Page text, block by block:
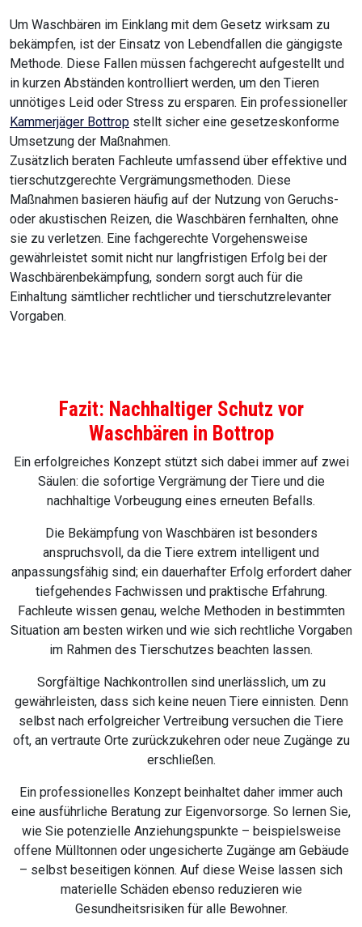
Um Waschbären im Einklang mit dem Gesetz wirksam zu
bekämpfen, ist der Einsatz von Lebendfallen die gängigste
Methode. Diese Fallen müssen fachgerecht aufgestellt und
in kurzen Abständen kontrolliert werden, um den Tieren
unnötiges Leid oder Stress zu ersparen. Ein professioneller
Kammerjäger Bottrop stellt sicher eine gesetzeskonforme
Umsetzung der Maßnahmen.
Zusätzlich beraten Fachleute umfassend über effektive und
tierschutzgerechte Vergrämungsmethoden. Diese
Maßnahmen basieren häufig auf der Nutzung von Geruchs-
oder akustischen Reizen, die Waschbären fernhalten, ohne
sie zu verletzen. Eine fachgerechte Vorgehensweise
gewährleistet somit nicht nur langfristigen Erfolg bei der
Waschbärenbekämpfung, sondern sorgt auch für die
Einhaltung sämtlicher rechtlicher und tierschutzrelevanter
Vorgaben.
Fazit: Nachhaltiger Schutz vor
Waschbären in Bottrop
Ein erfolgreiches Konzept stützt sich dabei immer auf zwei
Säulen: die sofortige Vergrämung der Tiere und die
nachhaltige Vorbeugung eines erneuten Befalls.
Die Bekämpfung von Waschbären ist besonders
anspruchsvoll, da die Tiere extrem intelligent und
anpassungsfähig sind; ein dauerhafter Erfolg erfordert daher
tiefgehendes Fachwissen und praktische Erfahrung.
Fachleute wissen genau, welche Methoden in bestimmten
Situation am besten wirken und wie sich rechtliche Vorgaben
im Rahmen des Tierschutzes beachten lassen.
Sorgfältige Nachkontrollen sind unerlässlich, um zu
gewährleisten, dass sich keine neuen Tiere einnisten. Denn
selbst nach erfolgreicher Vertreibung versuchen die Tiere
oft, an vertraute Orte zurückzukehren oder neue Zugänge zu
erschließen.
Ein professionelles Konzept beinhaltet daher immer auch
eine ausführliche Beratung zur Eigenvorsorge. So lernen Sie,
wie Sie potenzielle Anziehungspunkte – beispielsweise
offene Mülltonnen oder ungesicherte Zugänge am Gebäude
– selbst beseitigen können. Auf diese Weise lassen sich
materielle Schäden ebenso reduzieren wie
Gesundheitsrisiken für alle Bewohner.